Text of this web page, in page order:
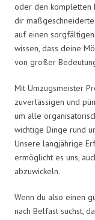
oder den kompletten
dir
auf einen
wissen, dass deine
von großer
Mit Umzugsmeister
zuverlässigen und
um alle
wichtige Dinge rund
Unsere langjährige
ermöglicht es uns,
abzuwickeln.
Wenn du also einen
nach Belfast suchst,